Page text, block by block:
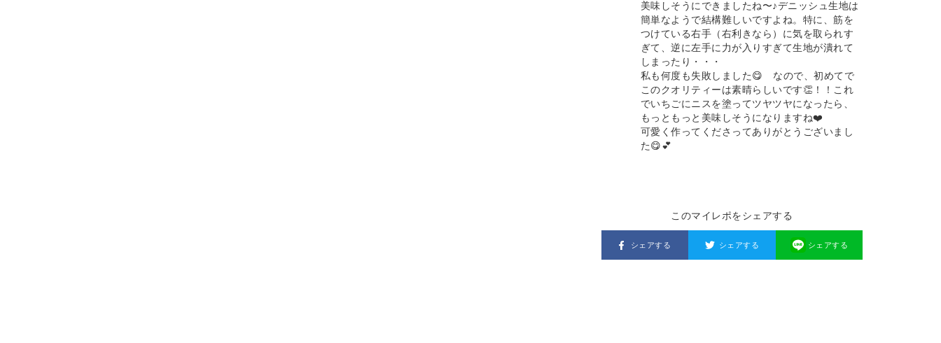
美味しそうにできましたね〜♪デニッシュ生地は
簡単なようで結構難しいですよね。特に、筋を
つけている右手（右利きなら）に気を取られす
ぎて、逆に左手に力が入りすぎて生地が潰れて
しまったり・・・
私も何度も失敗しました😋 なので、初めてで
このクオリティーは素晴らしいです👏！！これ
でいちごにニスを塗ってツヤツヤになったら、
もっともっと美味しそうになりますね❤️
可愛く作ってくださってありがとうございまし
た😋💕
このマイレポをシェアする
シェアする シェアする シェアする